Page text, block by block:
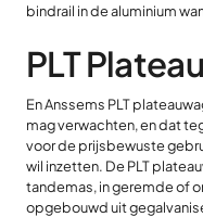
bindrail in de aluminium
PLT
En Anssems PLT
mag verwachten, en dat
voor de prijsbewuste
wil inzetten. De PLT
tandemas, in geremde of
opgebouwd uit